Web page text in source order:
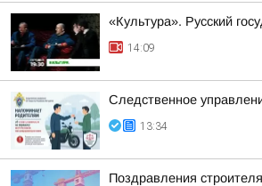
«Культура». Русский
14:09
Следственное
13:34
Поздравления